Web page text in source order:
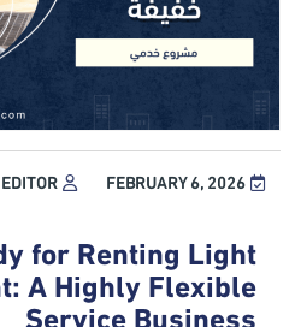
FEBRUARY 6, 2026
for Renting Light
A Highly Flexible
Service Business